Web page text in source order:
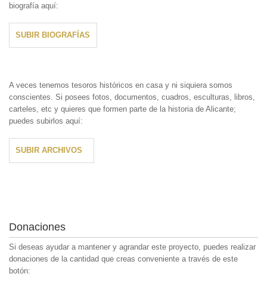
biografía aquí:
SUBIR BIOGRAFÍAS
A veces tenemos tesoros históricos en casa y ni siquiera somos
conscientes. Si posees fotos, documentos, cuadros, esculturas, libros,
carteles, etc y quieres que formen parte de la historia de Alicante;
puedes subirlos aquí:
SUBIR ARCHIVOS
Donaciones
Si deseas ayudar a mantener y agrandar este proyecto, puedes realizar
donaciones de la cantidad que creas conveniente a través de este
botón: